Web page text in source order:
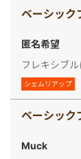
匿名希望
フレキシブル
シェムリアップ
Muck